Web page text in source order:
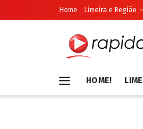
Home Limeira e Região
HOME!